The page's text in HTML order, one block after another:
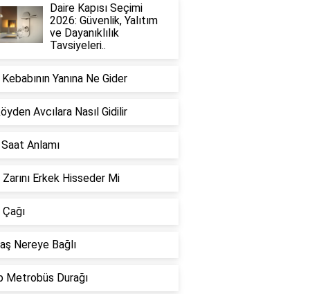
Daire Kapısı Seçimi
2026: Güvenlik, Yalıtım
ve Dayanıklılık
Tavsiyeleri..
Yanına Ne Gider
Avcılara Nasıl Gidilir
Anlamı
Zarını Erkek Hisseder Mi
Nereye Bağlı
Metrobüs Durağı